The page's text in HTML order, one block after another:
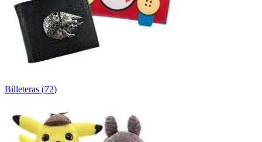
Billeteras (72)